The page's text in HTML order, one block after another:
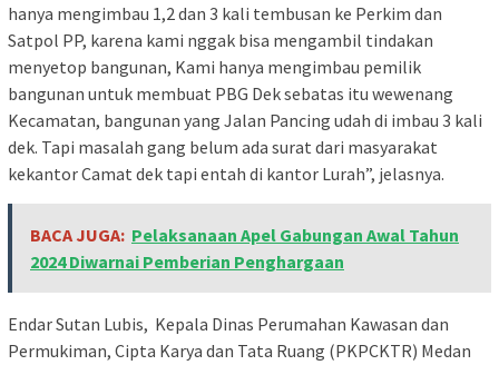
hanya mengimbau 1,2 dan 3 kali tembusan ke Perkim dan
Satpol PP, karena kami nggak bisa mengambil tindakan
menyetop bangunan, Kami hanya mengimbau pemilik
bangunan untuk membuat PBG Dek sebatas itu wewenang
Kecamatan, bangunan yang Jalan Pancing udah di imbau 3 kali
dek. Tapi masalah gang belum ada surat dari masyarakat
kekantor Camat dek tapi entah di kantor Lurah”, jelasnya.
BACA JUGA: Pelaksanaan Apel Gabungan Awal Tahun
2024 Diwarnai Pemberian Penghargaan
Endar Sutan Lubis, Kepala Dinas Perumahan Kawasan dan
Permukiman, Cipta Karya dan Tata Ruang (PKPCKTR) Medan